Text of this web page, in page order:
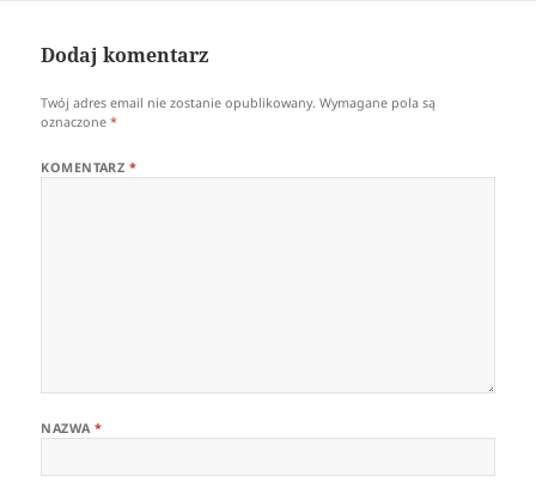
Dodaj komentarz
Twój adres email nie zostanie opublikowany. Wymagane pola są
oznaczone*
KOMENTARZ *
NAZWA*